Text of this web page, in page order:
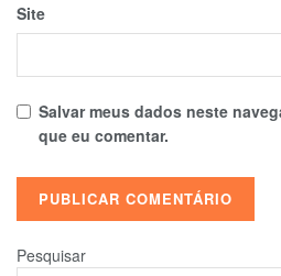
Site
Salvar meus dados neste
que eu comentar.
Pesquisar